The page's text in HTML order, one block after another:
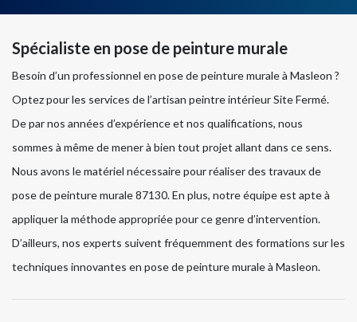
Spécialiste en pose de peinture murale
Besoin d’un professionnel en pose de peinture murale à Masleon ?
Optez pour les services de l’artisan peintre intérieur Site Fermé.
De par nos années d’expérience et nos qualifications, nous
sommes à même de mener à bien tout projet allant dans ce sens.
Nous avons le matériel nécessaire pour réaliser des travaux de
pose de peinture murale 87130. En plus, notre équipe est apte à
appliquer la méthode appropriée pour ce genre d’intervention.
D’ailleurs, nos experts suivent fréquemment des formations sur les
techniques innovantes en pose de peinture murale à Masleon.